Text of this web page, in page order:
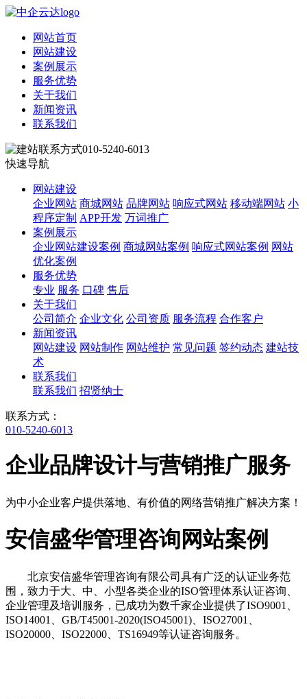
网站首页
网站建设
案例展示
服务优势
关于我们
新闻资讯
联系我们
010-5240-6013
快速导航
网站建设
企业网站 商城网站 品牌网站 响应式网站 移动端网站 小
程序定制 APP开发 万词推广
案例展示
企业网站建设案例 商城网站案例 响应式网站案例 网站
优化案例
服务优势
专业 服务 口碑 售后
关于我们
公司简介 企业文化 公司资质 服务流程 合作客户
新闻资讯
网站建设 网站制作 网站维护 常见问题 签约动态 建站技
术
联系我们
联系我们 招贤纳士
联系方式：
010-5240-6013
企业品牌设计与营销推广服务
为中小企业客户提供落地、有价值的网络营销推广解决方案！
安信盛华管理咨询网站案例
北京安信盛华管理咨询有限公司具有广泛的认证业务范
围，致力于大、中、小型各类企业的ISO管理体系认证咨询、
企业管理及培训服务，已成功为数千家企业提供了ISO9001、
ISO14001、GB/T45001-2020(ISO45001)、ISO27001、
ISO20000、ISO22000、TS16949等认证咨询服务。